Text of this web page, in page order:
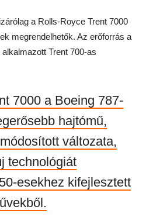
a Rolls-Royce Trent 7000
megrendelhetők. Az erőforrás a
Trent 700-as
7000 a Boeing 787-
hajtómű,
változata,
technológiát
esekhez kifejlesztett